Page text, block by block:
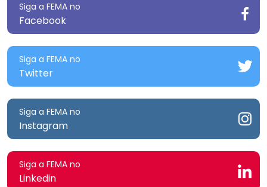
Siga a FEMA no
Facebook
Siga a FEMA no
Twitter
Siga a FEMA no
Instagram
Siga a FEMA no
Linkedin